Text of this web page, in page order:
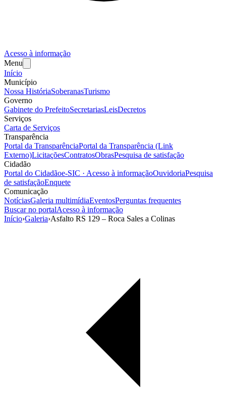
Acesso à informação
Menu
Início
Município
Nossa HistóriaSoberanasTurismo
Governo
Gabinete do PrefeitoSecretariasLeisDecretos
Serviços
Carta de Serviços
Transparência
Portal da TransparênciaPortal da Transparência (Link
Externo)LicitaçõesContratosObrasPesquisa de satisfação
Cidadão
Portal do Cidadãoe-SIC · Acesso à informaçãoOuvidoriaPesquisa
de satisfaçãoEnquete
Comunicação
NotíciasGaleria multimídiaEventosPerguntas frequentes
Buscar no portalAcesso à informação
Início›Galeria›Asfalto RS 129 – Roca Sales a Colinas